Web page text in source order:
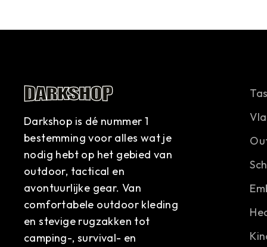
Darkshop is dé nummer 1
bestemming voor alles wat je
nodig hebt op het gebied van
outdoor, tactical en
avontuurlijke gear. Van
comfortabele outdoor kleding
en stevige rugzakken tot
camping-, survival- en